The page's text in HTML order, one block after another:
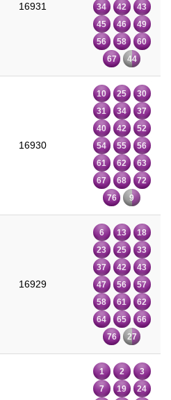
16931
34
42
43
45
46
49
56
58
60
67
44
16930
10 25
30
31
34
37
40
42
52
54
55
56
61
62
63
67
68
72
76
9
16929
6 13
18
23
25
33
37
42
43
47
56
57
58
61
62
64
65
66
76
27
1 2
3
7
19
24